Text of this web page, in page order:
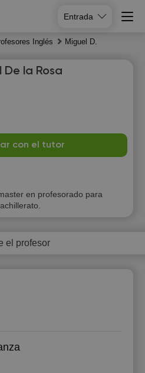
Entrada
Inglés Miguel D.
De la Rosa
con el tutor
en profesorado para
el profesor
We
12
13